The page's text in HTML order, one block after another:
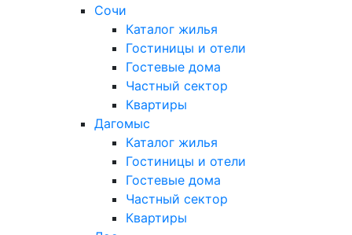
Сочи
Каталог жилья
Гостиницы и отели
Гостевые дома
Частный сектор
Квартиры
Дагомыс
Каталог жилья
Гостиницы и отели
Гостевые дома
Частный сектор
Квартиры